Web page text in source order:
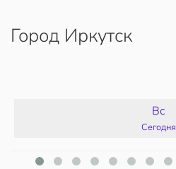
Перейти к содержимому
Город Иркутск
Вс
Сегодня